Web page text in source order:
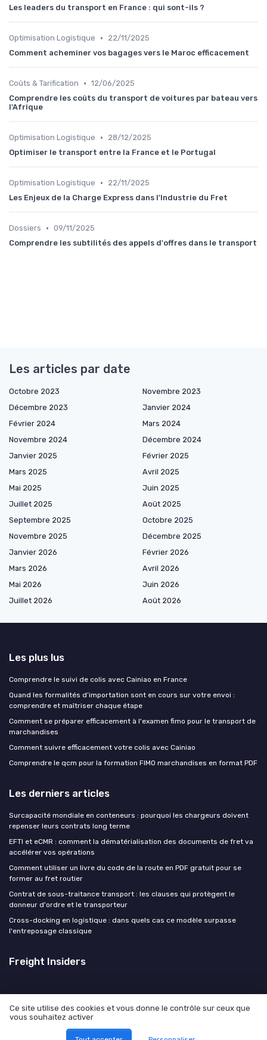
Les leaders du transport en France : qui sont-ils ?
Optimisation Logistique •
22/11/2025
Comment acheminer vos bagages vers le Maroc efficacement
Coûts & Tarification • 12/06/2025
Comprendre les coûts du transport de voitures par bateau vers
l'Afrique
Optimisation Logistique •
28/12/2025
Optimiser le transport entre la France et le Portugal
Optimisation Logistique •
22/11/2025
Les Enjeux de la Charge Express dans l'Industrie du Fret
Dossiers • 09/11/2025
Comprendre les subtilités des appels d'offres dans le transport
Les articles par date
Octobre 2023
Novembre 2023
Décembre 2023
Janvier 2024
Février 2024
Mars 2024
Novembre 2024
Décembre 2024
Janvier 2025
Février 2025
Mars 2025
Avril 2025
Mai 2025
Juin 2025
Juillet 2025
Août 2025
Septembre 2025
Octobre 2025
Novembre 2025
Décembre 2025
Janvier 2026
Février 2026
Mars 2026
Avril 2026
Mai 2026
Juin 2026
Juillet 2026
Août 2026
Les plus lus
Comprendre le suivi de colis avec Cainiao en France
Quand les formalités d’importation sont en cours sur votre envoi :
comprendre et maîtriser chaque étape
Comment se préparer efficacement à l'examen fimo pour le transport de
marchandises
Comment suivre efficacement votre colis avec Cainiao
Comprendre le qcm pour la formation FIMO marchandises en format PDF
Les derniers articles
Surcapacité mondiale en conteneurs : pourquoi les chargeurs doivent
repenser leurs contrats long terme
EFTI et eCMR : comment la dématérialisation des documents de fret va
accélérer vos opérations
Comment utiliser un livre du code de la route en PDF gratuit pour se
former au fret routier
Contrat de sous-traitance transport : les clauses qui protègent le
donneur d'ordre et le transporteur
Cross-docking en logistique : dans quels cas ce modèle surpasse
l'entreposage classique
Freight Insiders
Mentions légales
© Freight Insiders 2026
Ce site utilise des cookies et vous donne le contrôle sur ceux que
vous souhaitez activer